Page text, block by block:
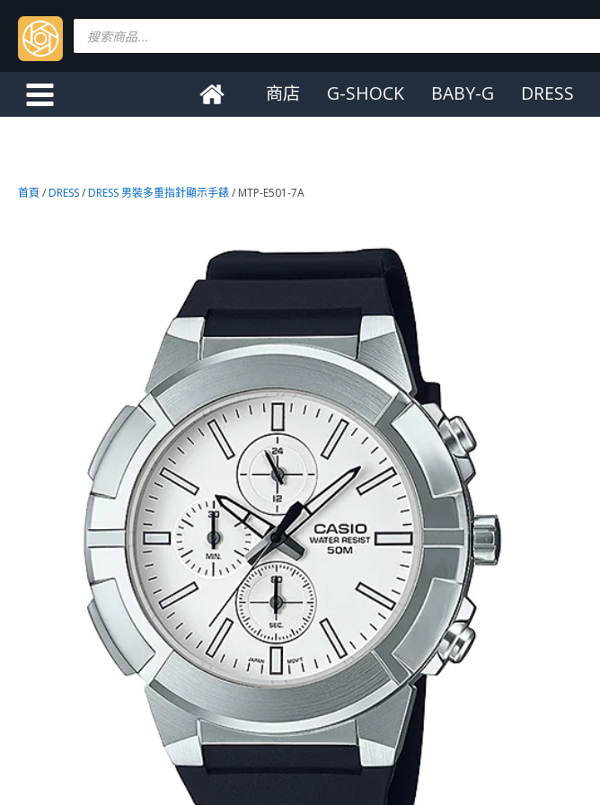
Products
search
商店 G-SHOCK BABY-G DRESS
首頁 /DRESS/DRESS 男裝多重指針顯示手錶/ MTP-E501-7A